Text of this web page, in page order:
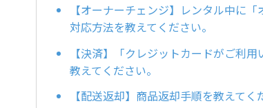
【オーナーチェンジ】レンタル中に
対応方法を教えてください。
【決済】「クレジットカードがご利
教えてください。
【配送返却】商品返却手順を教えてく